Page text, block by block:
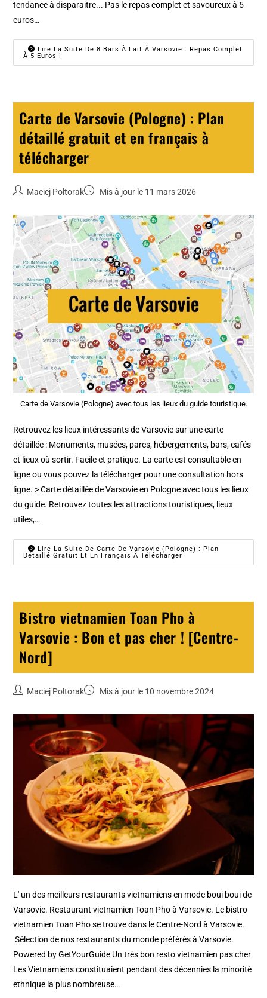
tendance à disparaitre... Pas le repas complet et savoureux à 5
euros…
Lire La Suite De 8 Bars À Lait À Varsovie : Repas Complet
À 5 Euros !
Carte de Varsovie (Pologne) : Plan
détaillé gratuit et en français à
télécharger
Maciej Poltorak Mis à jour le 11 mars 2026
Carte de Varsovie (Pologne) avec tous les lieux du guide touristique.
Retrouvez les lieux intéressants de Varsovie sur une carte
détaillée : Monuments, musées, parcs, hébergements, bars, cafés
et lieux où sortir. Facile et pratique. La carte est consultable en
ligne ou vous pouvez la télécharger pour une consultation hors
ligne. > Carte détaillée de Varsovie en Pologne avec tous les lieux
du guide. Retrouvez toutes les attractions touristiques, lieux
utiles,…
Lire La Suite De Carte De Varsovie (Pologne) : Plan
Détaillé Gratuit Et En Français À Télécharger
Bistro vietnamien Toan Pho à
Varsovie : Bon et pas cher ! [Centre-
Nord]
Maciej Poltorak Mis à jour le 10 novembre 2024
L' un des meilleurs restaurants vietnamiens en mode boui boui de
Varsovie. Restaurant vietnamien Toan Pho à Varsovie. Le bistro
vietnamien Toan Pho se trouve dans le Centre-Nord à Varsovie.
Sélection de nos restaurants du monde préférés à Varsovie.
Powered by GetYourGuide Un très bon resto vietnamien pas cher
Les Vietnamiens constituaient pendant des décennies la minorité
ethnique la plus nombreuse…